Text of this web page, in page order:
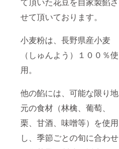
せて頂いております。
小麦粉は、長野県産小麦
（しゅんよう）１００％使
用。
他の餡には、可能な限り地
元の食材（林檎、葡萄、
栗、甘酒、味噌等）を使用
し、季節ごとの旬に合わせ